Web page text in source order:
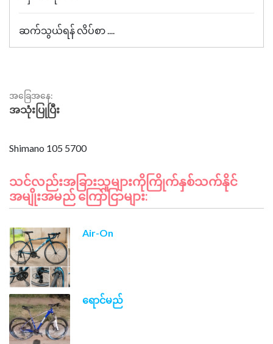
ဆက်သွယ်ရန် လိပ်စာ ....
အခြေအနေ:
အသုံးပြုပြီး
သင်လည်းအခြားသူများကိုကြိုက်နှစ်သက်နိုင်
အမျိုးအမည် ကြော်ငြာများ:
Air-On
ရောင်မည်